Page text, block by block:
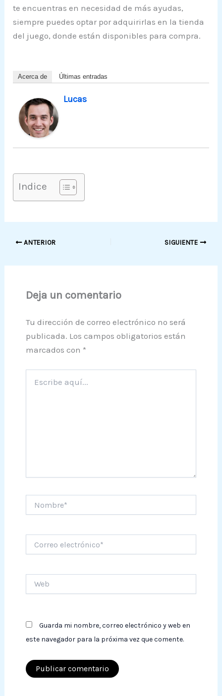
te encuentras en necesidad de más ayudas,
siempre puedes optar por adquirirlas en la tienda
del juego, donde están disponibles para compra.
Acerca de Últimas entradas
Lucas
Indice
ANTERIOR SIGUIENTE
Deja un comentario
Tu dirección de correo electrónico no será
publicada. Los campos obligatorios están
marcados con *
aquí...
electrónico*
Guarda mi nombre, correo electrónico y web en
este navegador para la próxima vez que comente.